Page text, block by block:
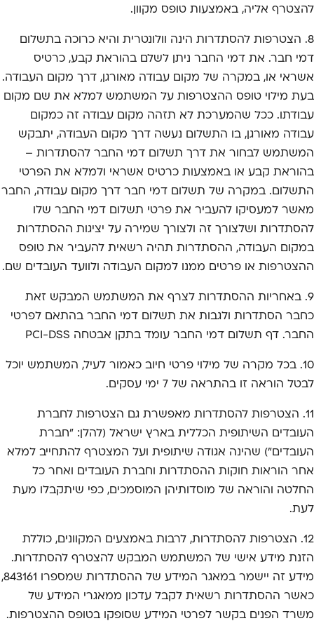
להצטרף אליה, באמצעות טופס מקוון.
8. הצטרפות להסתדרות הינה וולונטרית והיא כרוכה בתשלום
דמי חבר. את דמי החבר ניתן לשלם בהוראת קבע, כרטיס
אשראי או, במקרה של מקום עבודה מאורגן, דרך מקום העבודה.
בעת מילוי טופס ההצטרפות על המשתמש למלא את שם מקום
עבודתו. ככל שהמערכת לא תזהה מקום עבודה זה כמקום
עבודה מאורגן, בו התשלום נעשה דרך מקום העבודה, יתבקש
המשתמש לבחור את דרך תשלום דמי החבר להסתדרות –
בהוראת קבע או באמצעות כרטיס אשראי ולמלא את הפרטי
התשלום. במקרה של תשלום דמי חבר דרך מקום עבודה, החבר
מאשר למעסיקו להעביר את פרטי תשלום דמי החבר שלו
להסתדרות ושלצורך זה ולצורך שמירה על יציגות ההסתדרות
במקום העבודה, ההסתדרות תהיה רשאית להעביר את טופס
ההצטרפות או פרטים ממנו למקום העבודה ולוועד העובדים שם.
9. באחריות ההסתדרות לצרף את המשתמש המבקש זאת
כחבר הסתדרות ולגבות את תשלום דמי החבר בהתאם לפרטי
החבר. דף תשלום דמי החבר עומד בתקן אבטחה PCI-DSS
10. בכל מקרה של מילוי פרטי חיוב כאמור לעיל, המשתמש יוכל
לבטל הוראה זו בהתראה של 7 ימי עסקים.
11. הצטרפות להסתדרות מאפשרת גם הצטרפות לחברת
העובדים השיתופית הכללית בארץ ישראל (להלן: "חברת
העובדים") שהינה אגודה שיתופית ועל המצטרף להתחייב למלא
אחר הוראות חוקות ההסתדרות וחברת העובדים ואחר כל
החלטה והוראה של מוסדותיהן המוסמכים, כפי שיתקבלו מעת
לעת.
12. הצטרפות להסתדרות, לרבות באמצעים המקוונים, כוללת
הזנת מידע אישי של המשתמש המבקש להצטרף להסתדרות.
מידע זה יישמר במאגר המידע של ההסתדרות שמספרו 843161,
כאשר ההסתדרות רשאית לקבל עדכון ממאגרי המידע של
משרד הפנים בקשר לפרטי המידע שסופקו בטופס ההצטרפות.